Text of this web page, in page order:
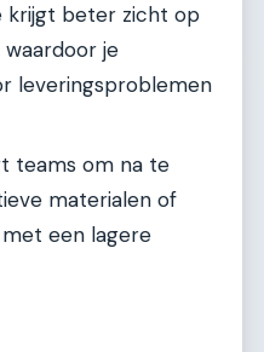
krijgt beter zicht op
je
leveringsproblemen
teams om na te
materialen of
een lagere